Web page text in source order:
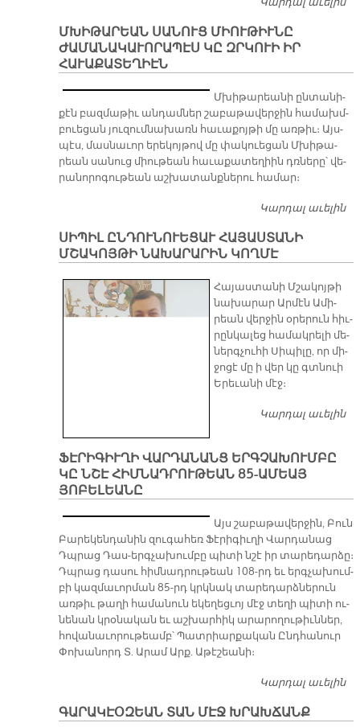
ՄԽԻԹԱՐԵԱՆ ՍԱՆՈՒՑ ՄԻՈՒԹԻՒՆԸ
ԺԱՄԱՆԱԿԱՒՈՐԱՊԷՍ ԿԸ ԶՐԿՈՒԻ ԻՐ
ՀԱՒԱՔԱՏԵՂԻԷՆ
Մխի­թա­րեա­նի ըն­տա­նի­
քէն բազ­մա­թիւ ան­դամ­ներ շա­բա­թա­վեր­ջին հա­մախմ­
բուե­ցան յու­զում­նա­խառն հա­ւա­քոյ­թի մը առ­թիւ։ Այս­
պէս, մաս­նա­ւոր ե­րե­կոյ­թով մը փա­կուե­ցան Մխի­թա­
րեան սա­նուց միու­թեան հա­ւա­քա­տե­ղիին դռնե­րը՝ վե­
րա­նո­րո­գու­թեան աշ­խա­տանք­նե­րու հա­մար։
Կարդալ աւելին
ՍԻՊԻԼ ԸՆԴՈՒՆՈՒԵՑԱՒ ՀԱՅԱՍՏԱՆԻ
ՄՇԱԿՈՅԹԻ ՆԱԽԱՐԱՐԻՆ ԿՈՂՄԷ
Հա­յաս­տա­նի Մշա­կոյ­թի
նա­խա­րար Ար­մէն Ա­մի­
րեան վեր­ջին օ­րե­րուն հիւ­
րըն­կա­լեց հա­մակ­րե­լի մե­
ներգ­չու­հի Սի­պի­լը, որ մի­
ջո­ցէ մը ի վեր կը գտնուի
Ե­րե­ւա­նի մէջ։
Կարդալ աւելին
ՖԷՐԻԳԻՒՂԻ ՎԱՐԴԱՆԱՆՑ ԵՐԳՉԱԽՈՒՄԲԸ
ԿԸ ՆՇԷ ՀԻՄՆԱԴՐՈՒԹԵԱՆ 85-ԱՄԵԱՅ
ՅՈԲԵԼԵԱՆԸ
Այս շա­բա­թա­վեր­ջին, Բուն
Բա­րե­կեն­դա­նին զու­գա­հեռ Ֆէ­րի­գիւ­ղի Վար­դա­նաց
Դպրաց Դաս-երգ­չա­խում­բը պի­տի նշէ իր տա­րե­դար­ձը։
Դպրաց դա­սու հիմ­նադ­րու­թեան 108-րդ եւ երգ­չա­խում­
բի կազ­մա­ւոր­ման 85-րդ կրկ­նակ տա­րե­դարձ­նե­րուն
առ­թիւ թա­ղի հա­մա­նուն ե­կե­ղեց­ւոյ մէջ տե­ղի պի­տի ու­
նե­նան կրօ­նա­կան եւ աշ­խար­հիկ ա­րա­րո­ղու­թիւն­ներ,
հո­վա­նա­ւո­րու­թեամբ՝ Պատ­րիար­քա­կան Ընդ­հա­նուր
Փո­խա­նորդ Տ. Ա­րամ Արք. Ա­թէ­շեա­նի։
Կարդալ աւելին
ԳԱՐԱԿԷՕԶԵԱՆ ՏԱՆ ՄԷՋ ԽՐԱԽՃԱՆՔ